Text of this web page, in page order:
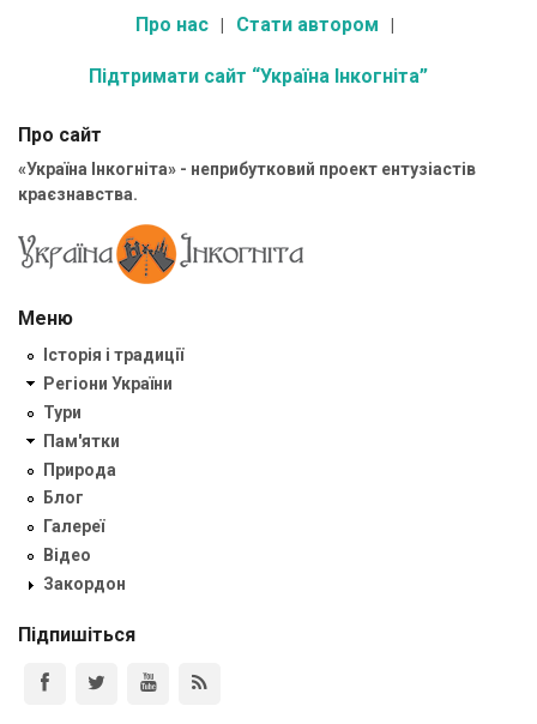
Про нас Стати автором
Підтримати сайт “Україна Інкогніта”
Про сайт
«Україна Інкогніта» - неприбутковий проект ентузіастів
краєзнавства.
Меню
Історія і традиції
Регіони України
Тури
Пам'ятки
Природа
Блог
Галереї
Відео
Закордон
Підпишіться